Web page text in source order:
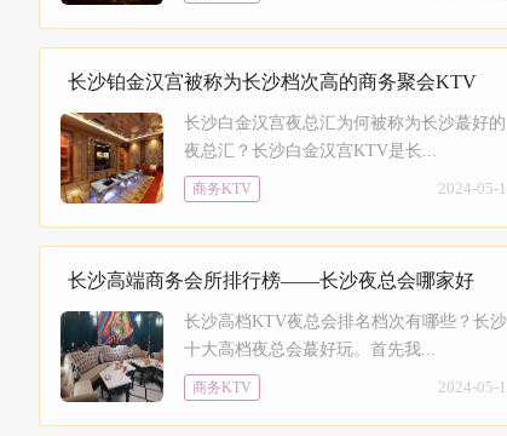
长沙铂金汉宫被称为长沙档次高的商务聚会KTV
长沙白金汉宫夜总汇为何被称为长沙蕞好的
夜总汇？长沙白金汉宫KTV是长...
商务KTV 2024-05-
长沙高端商务会所排行榜——长沙夜总会哪家好
长沙高档KTV夜总会排名档次有哪些？长沙
十大高档夜总会蕞好玩。首先我...
商务KTV 2024-05-